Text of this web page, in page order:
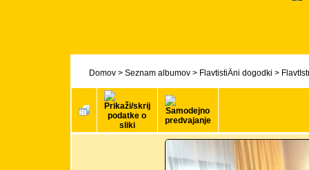
Domov> Seznam albumov> FlavtistiÄni dogodki >